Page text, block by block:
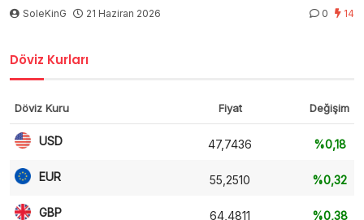
SoleKinG 21 Haziran 2026 0 14
Döviz Kurları
Döviz Kuru Fiyat Değişim
USD 47,7436 %0,18
EUR 55,2510 %0,32
GBP 64,4811 %0,38